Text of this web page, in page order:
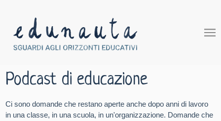
Podcast di educazione
Ci sono domande che restano aperte anche dopo anni di lavoro
in una classe, in una scuola, in un'organizzazione. Domande che